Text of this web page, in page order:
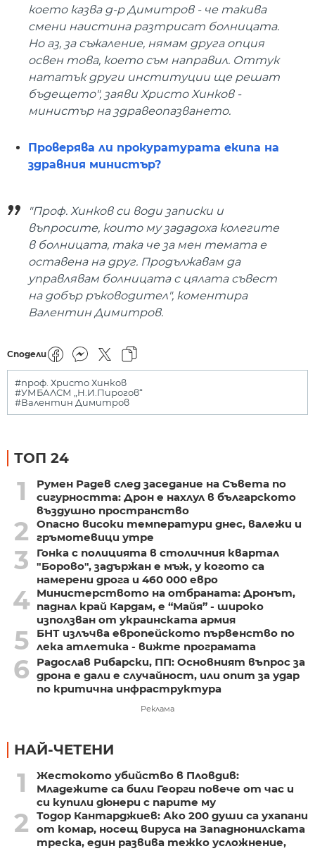
което казва д-р Димитров - че такива
смени наистина разтрисат болницата.
Но аз, за съжаление, нямам друга опция
освен това, което съм направил. Оттук
нататък други институции ще решат
бъдещето", заяви Христо Хинков -
министър на здравеопазването.
Проверява ли прокуратурата екипа на
здравния министър?
"Проф. Хинков си води записки и
въпросите, които му зададоха колегите
в болницата, така че за мен темата е
оставена на друг. Продължавам да
управлявам болницата с цялата съвест
на добър ръководител", коментира
Валентин Димитров.
Сподели
#проф. Христо Хинков
#УМБАЛСМ „Н.И.Пирогов“
#Валентин Димитров
ТОП 24
1
Румен Радев след заседание на Съвета по
сигурността: Дрон е нахлул в българското
въздушно пространство
2
Опасно високи температури днес, валежи и
гръмотевици утре
3
Гонка с полицията в столичния квартал
"Борово", задържан е мъж, у когото са
намерени дрога и 460 000 евро
4 Министерството на отбраната: Дронът,
паднал край Кардам, е “Майя” - широко
използван от украинската армия
5
БНТ излъчва европейското първенство по
лека атлетика - вижте програмата
6
Радослав Рибарски, ПП: Основният въпрос за
дрона е дали е случайност, или опит за удар
по критична инфраструктура
Реклама
НАЙ-ЧЕТЕНИ
1
Жестокото убийство в Пловдив:
Младежите са били Георги повече от час и
си купили дюнери с парите му
2
Тодор Кантарджиев: Ако 200 души са ухапани
от комар, носещ вируса на Западнонилската
треска, един развива тежко усложнение,